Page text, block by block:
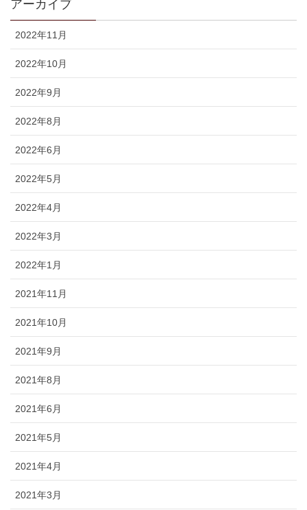
アーカイブ
2022年11月
2022年10月
2022年9月
2022年8月
2022年6月
2022年5月
2022年4月
2022年3月
2022年1月
2021年11月
2021年10月
2021年9月
2021年8月
2021年6月
2021年5月
2021年4月
2021年3月